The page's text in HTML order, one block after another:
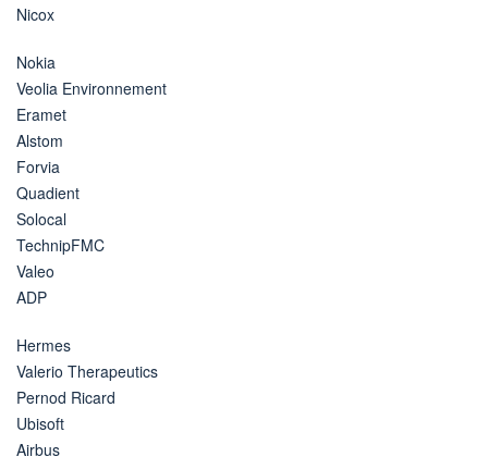
Nicox
Nokia
Veolia Environnement
Eramet
Alstom
Forvia
Quadient
Solocal
TechnipFMC
Valeo
ADP
Hermes
Valerio Therapeutics
Pernod Ricard
Ubisoft
Airbus